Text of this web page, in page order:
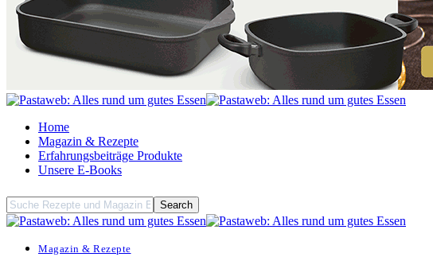
Home
Magazin & Rezepte
Erfahrungsbeiträge Produkte
Unsere E-Books
Magazin & Rezepte